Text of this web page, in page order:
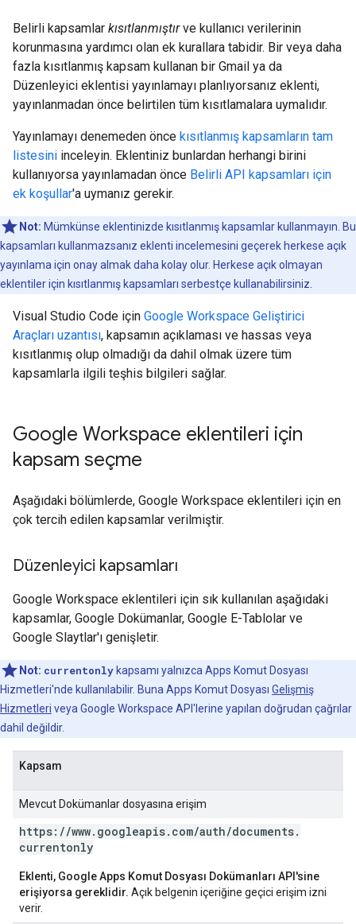
Belirli kapsamlar kısıtlanmıştırve kullanıcı verilerinin
korunmasına yardımcı olan ek kurallara tabidir. Bir veya daha
fazla kısıtlanmış kapsam kullanan bir Gmail ya da
Düzenleyici eklentisi yayınlamayı planlıyorsanız eklenti,
yayınlanmadan önce belirtilen tüm kısıtlamalara uymalıdır.
Yayınlamayı denemeden önce kısıtlanmış kapsamların tam
listesini inceleyin. Eklentiniz bunlardan herhangi birini
kullanıyorsa yayınlamadan önce Belirli API kapsamları için
ek koşullar'a uymanız gerekir.
Not: Mümkünse eklentinizde kısıtlanmış kapsamlar kullanmayın. Bu
kapsamları kullanmazsanız eklenti incelemesini geçerek herkese açık
yayınlama için onay almak daha kolay olur. Herkese açık olmayan
eklentiler için kısıtlanmış kapsamları serbestçe kullanabilirsiniz.
Visual Studio Code için Google Workspace Geliştirici
Araçları uzantısı, kapsamın açıklaması ve hassas veya
kısıtlanmış olup olmadığı da dahil olmak üzere tüm
kapsamlarla ilgili teşhis bilgileri sağlar.
Google Workspace eklentileri için
kapsam seçme
Aşağıdaki bölümlerde, Google Workspace eklentileri için en
çok tercih edilen kapsamlar verilmiştir.
Düzenleyici kapsamları
Google Workspace eklentileri için sık kullanılan aşağıdaki
kapsamlar, Google Dokümanlar, Google E-Tablolar ve
Google Slaytlar'ı genişletir.
Not: currentonly kapsamı yalnızca Apps Komut Dosyası
Hizmetleri'nde kullanılabilir. Buna Apps Komut Dosyası Gelişmiş
Hizmetleri veya Google Workspace API'lerine yapılan doğrudan çağrılar
dahil değildir.
Kapsam
Mevcut Dokümanlar dosyasına erişim
https: //www. googleapis. com/auth/documents.
currentonly
Eklenti, Google Apps Komut Dosyası Dokümanları API'sine
erişiyorsa gereklidir. Açık belgenin içeriğine geçici erişim izni
verir.